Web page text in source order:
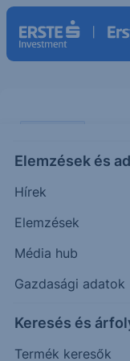
Elemzések és
Hírek
Elemzések
Média hub
Gazdasági adatok
Keresés és
Termék keresők
a NIS
A MOL
állammal a